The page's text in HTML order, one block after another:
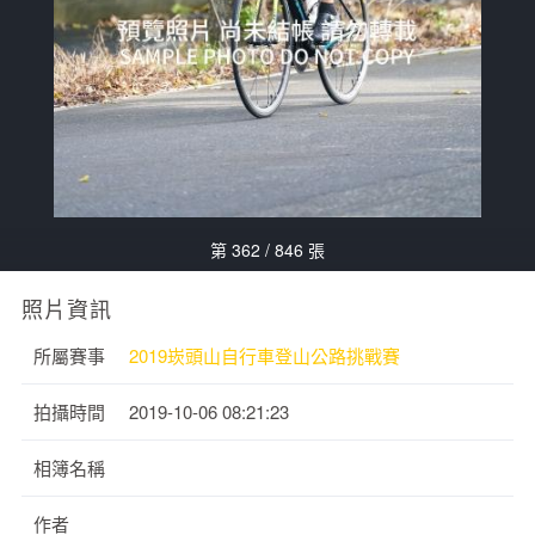
第 362 / 846 張
照片資訊
所屬賽事 2019崁頭山自行車登山公路挑戰賽
拍攝時間 2019-10-06 08:21:23
相簿名稱
作者